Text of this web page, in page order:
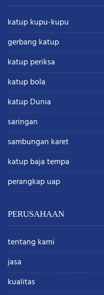
katup kupu-kupu
gerbang katup
katup periksa
katup bola
katup Dunia
saringan
sambungan karet
katup baja tempa
perangkap uap
PERUSAHAAN
tentang kami
jasa
kualitas